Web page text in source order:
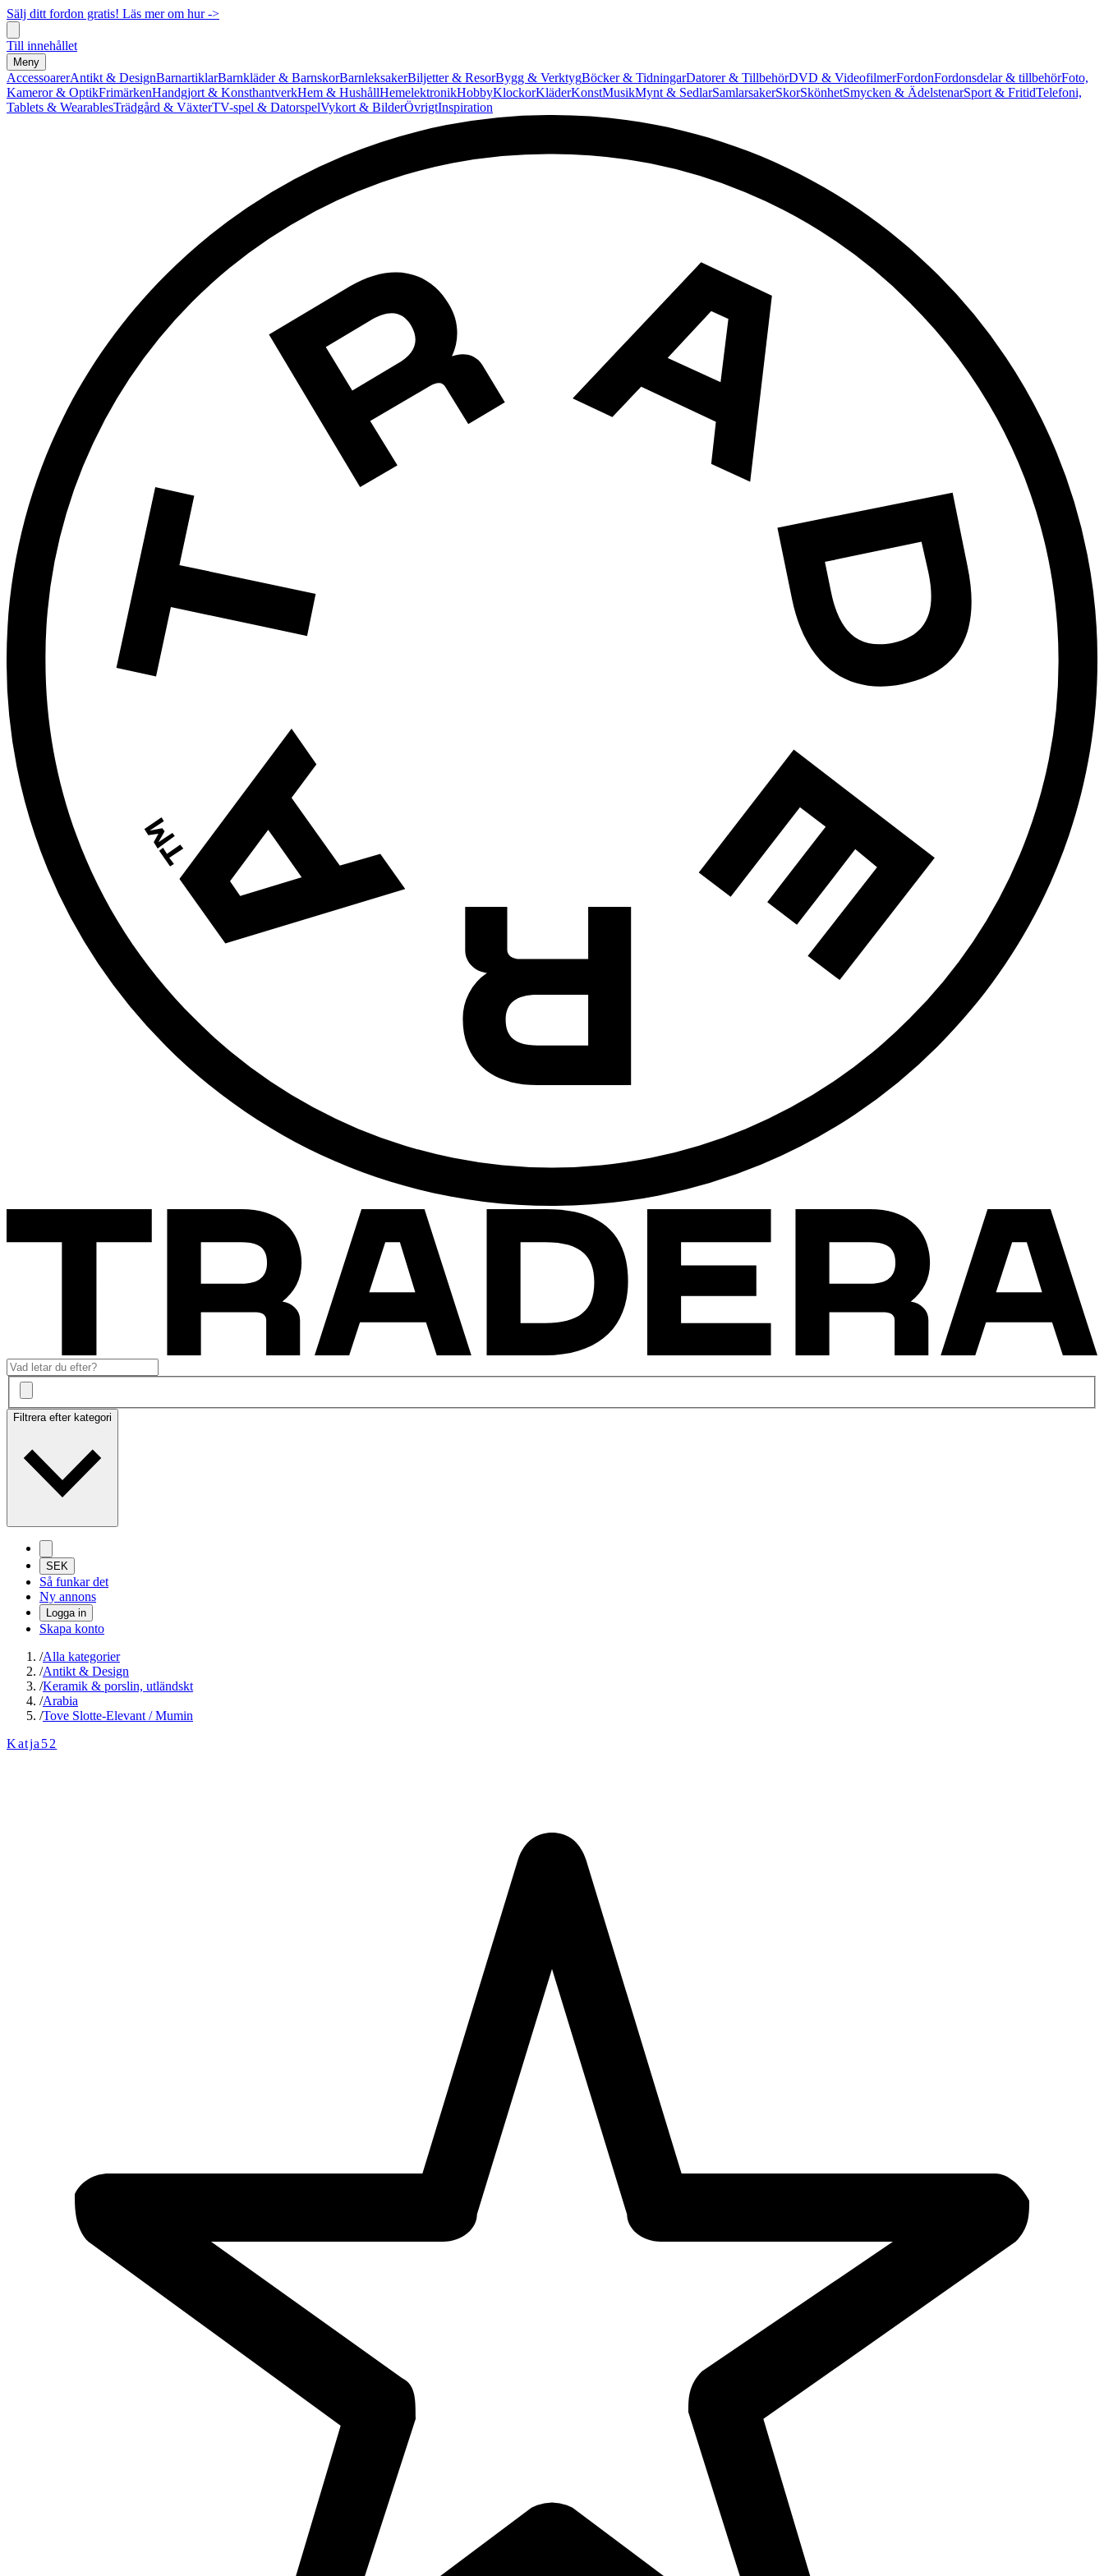
Sälj ditt fordon gratis! Läs mer om hur ->
Till innehållet
Meny
AccessoarerAntikt & DesignBarnartiklarBarnkläder & BarnskorBarnleksakerBiljetter & ResorBygg & VerktygBöcker & TidningarDatorer & TillbehörDVD & VideofilmerFordonFordonsdelar & tillbehörFoto,
Kameror & OptikFrimärkenHandgjort & KonsthantverkHem & HushållHemelektronikHobbyKlockorKläderKonstMusikMynt & SedlarSamlarsakerSkorSkönhetSmycken & ÄdelstenarSport & FritidTelefoni,
Tablets & WearablesTrädgård & VäxterTV-spel & DatorspelVykort & BilderÖvrigtInspiration
Filtrera efter kategori
SEK
Så funkar det
Ny annons
Logga in
Skapa konto
/Alla kategorier
/Antikt & Design
/Keramik & porslin, utländskt
/Arabia
/Tove Slotte-Elevant / Mumin
Katja52